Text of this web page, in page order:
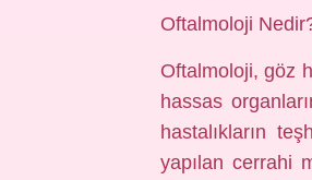
Oftalmoloji
Oftalmoloji, göz
hassas
hastalıkların
yapılan cerrahi